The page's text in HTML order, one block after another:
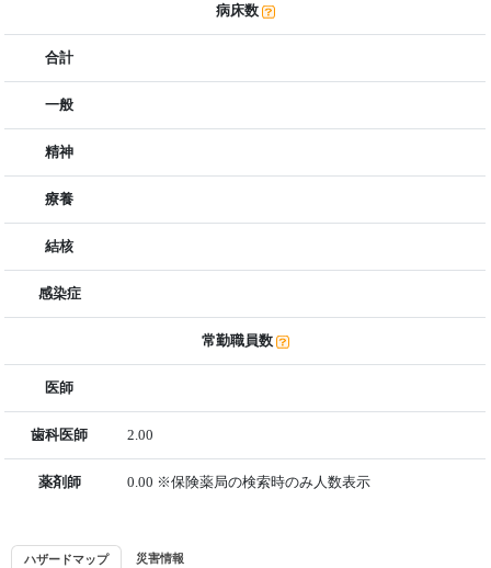
病床数
合計
一般
精神
療養
結核
感染症
常勤職員数
医師
歯科医師 2.00
薬剤師 0.00 ※保険薬局の検索時のみ人数表示
ハザードマップ 災害情報